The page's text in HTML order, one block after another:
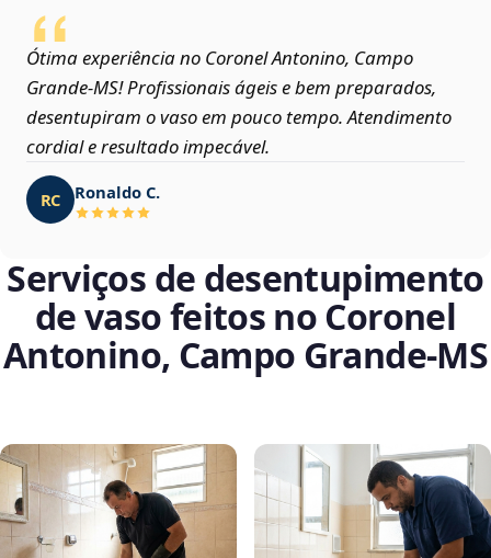
Ótima experiência no Coronel Antonino, Campo
Grande‑MS! Profissionais ágeis e bem preparados,
desentupiram o vaso em pouco tempo. Atendimento
cordial e resultado impecável.
RC Ronaldo C.
Serviços de desentupimento
de vaso feitos no Coronel
Antonino, Campo Grande‑MS